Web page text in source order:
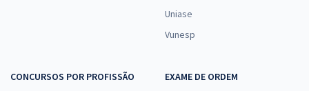
Uniase
Vunesp
CONCURSOS POR PROFISSÃO
EXAME DE ORDEM